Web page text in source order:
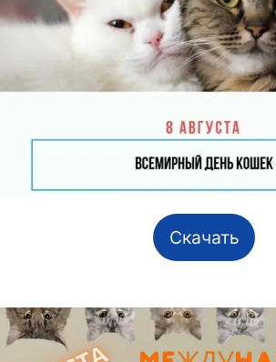
Скачать